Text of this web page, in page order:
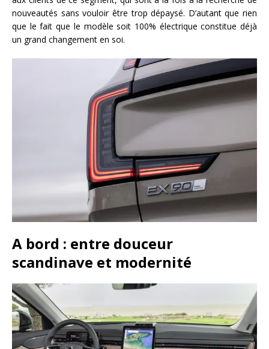
nouveautés sans vouloir être trop dépaysé. D’autant que rien
que le fait que le modèle soit 100% électrique constitue déjà
un grand changement en soi.
A bord : entre douceur
scandinave et modernité